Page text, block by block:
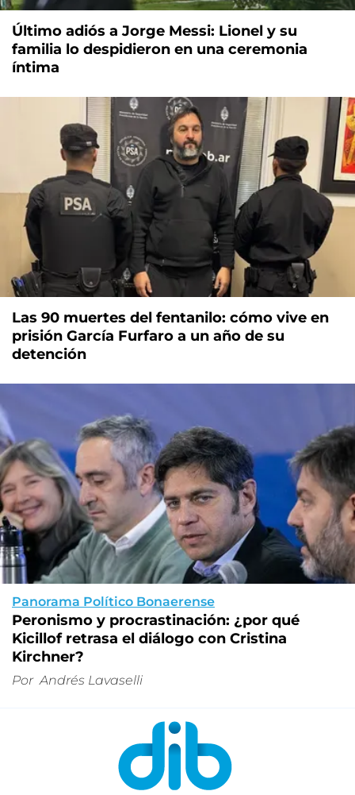
Último adiós a Jorge Messi: Lionel y su
familia lo despidieron en una ceremonia
íntima
Las 90 muertes del fentanilo: cómo vive en
prisión García Furfaro a un año de su
detención
Panorama Político Bonaerense
Peronismo y procrastinación: ¿por qué
Kicillof retrasa el diálogo con Cristina
Kirchner?
Por Andrés Lavaselli